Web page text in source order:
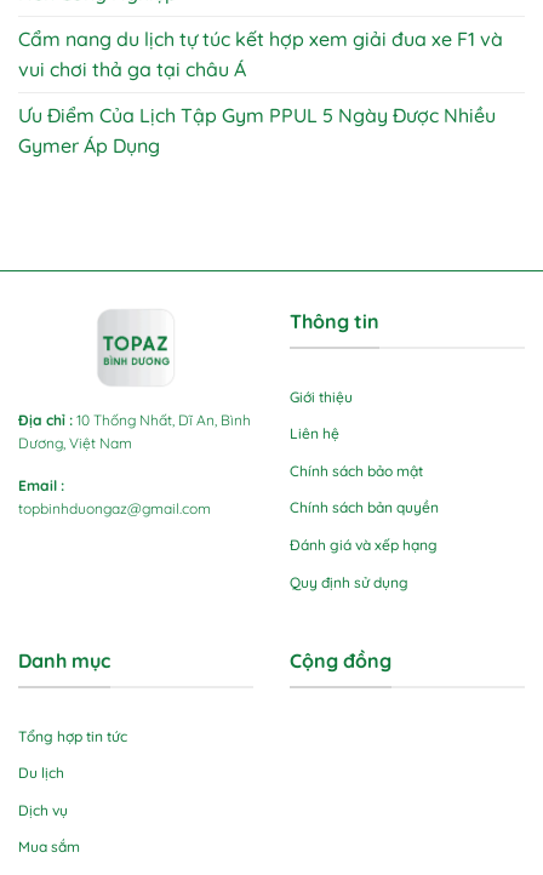
Cẩm nang du lịch tự túc kết hợp xem giải đua xe F1 và
vui chơi thả ga tại châu Á
Ưu Điểm Của Lịch Tập Gym PPUL 5 Ngày Được Nhiều
Gymer Áp Dụng
Địa chỉ : 10 Thống Nhất, Dĩ An, Bình
Dương, Việt Nam
Email :
topbinhduongaz@gmail.com
Thông tin
Giới thiệu
Liên hệ
Chính sách bảo mật
Chính sách bản quyền
Đánh giá và xếp hạng
Quy định sử dụng
Danh mục
Tổng hợp tin tức
Du lịch
Dịch vụ
Mua sắm
Cộng đồng